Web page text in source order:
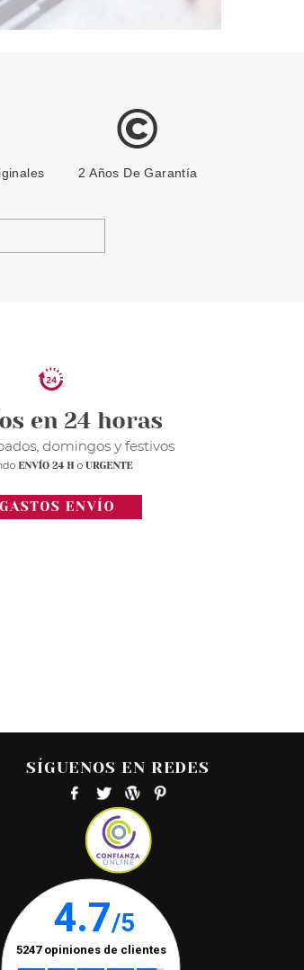
2 Años De Garantía
SÍGUENOS EN REDES